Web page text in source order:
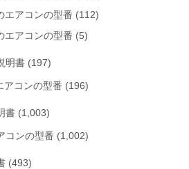
エアコンの型番 (112)
エアコンの型番 (5)
明書 (197)
アコンの型番 (196)
書 (1,003)
コンの型番 (1,002)
(493)